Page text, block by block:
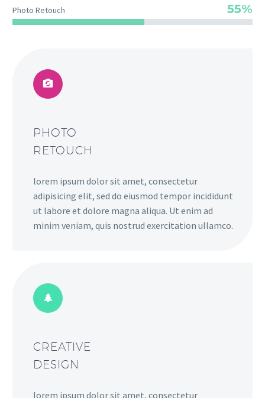
Photo Retouch 55%
PHOTO
RETOUCH
lorem ipsum dolor sit amet, consectetur
adipisicing elit, sed do eiusmod tempor incididunt
ut labore et dolore magna aliqua. Ut enim ad
minim veniam, quis nostrud exercitation ullamco.
CREATIVE
DESIGN
lorem ipsum dolor sit amet, consectetur